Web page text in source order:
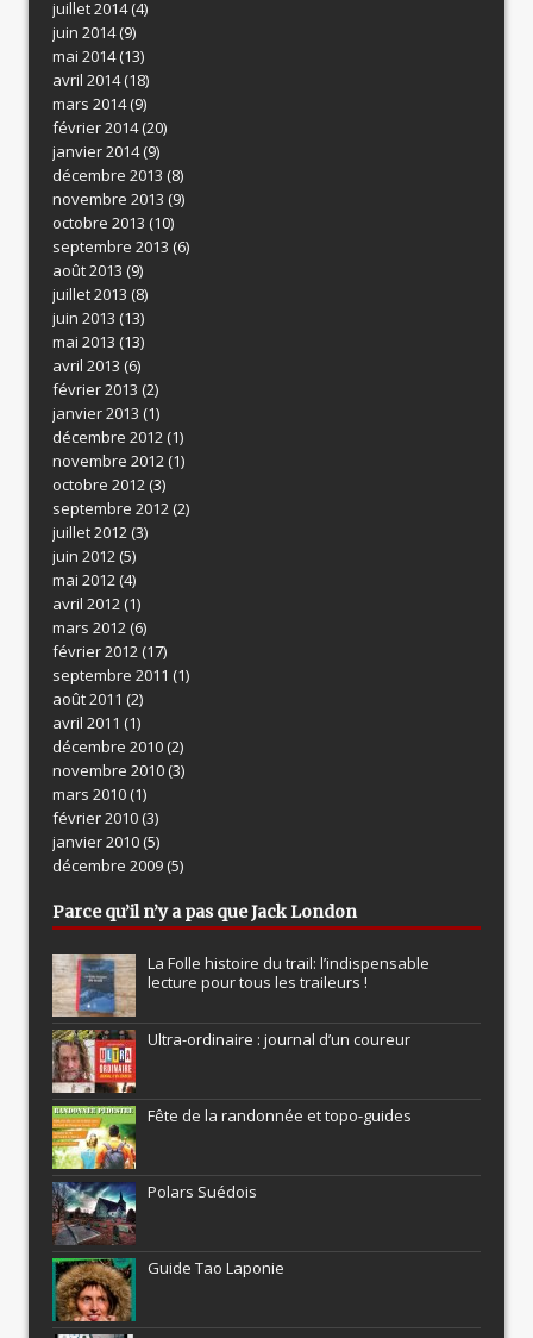
juillet 2014(4)
juin 2014(9)
mai 2014(13)
avril 2014(18)
mars 2014(9)
février 2014(20)
janvier 2014(9)
décembre 2013 (8)
novembre 2013 (9)
octobre 2013 (10)
septembre 2013 (6)
août 2013 (9)
juillet 2013 (8)
juin 2013 (13)
mai 2013 (13)
avril 2013 (6)
février 2013 (2)
janvier 2013 (1)
décembre 2012(1)
novembre 2012(1)
octobre 2012(3)
septembre 2012(2)
juillet 2012(3)
juin 2012(5)
mai 2012(4)
avril 2012(1)
mars 2012(6)
février 2012(17)
septembre 2011 (1)
août 2011 (2)
avril 2011 (1)
décembre 2010(2)
novembre 2010(3)
mars 2010(1)
février 2010(3)
janvier 2010(5)
décembre 2009(5)
Parce qu’il n’y a pas que Jack London
La Folle histoire du trail: l’indispensable
lecture pour tous les traileurs !
Ultra-ordinaire : journal d’un coureur
Fête de la randonnée et topo-guides
Polars Suédois
Guide Tao Laponie